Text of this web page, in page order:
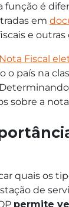
função é
em
e outras
Nota Fiscal
o país na
sobre a
quais os
de
permite